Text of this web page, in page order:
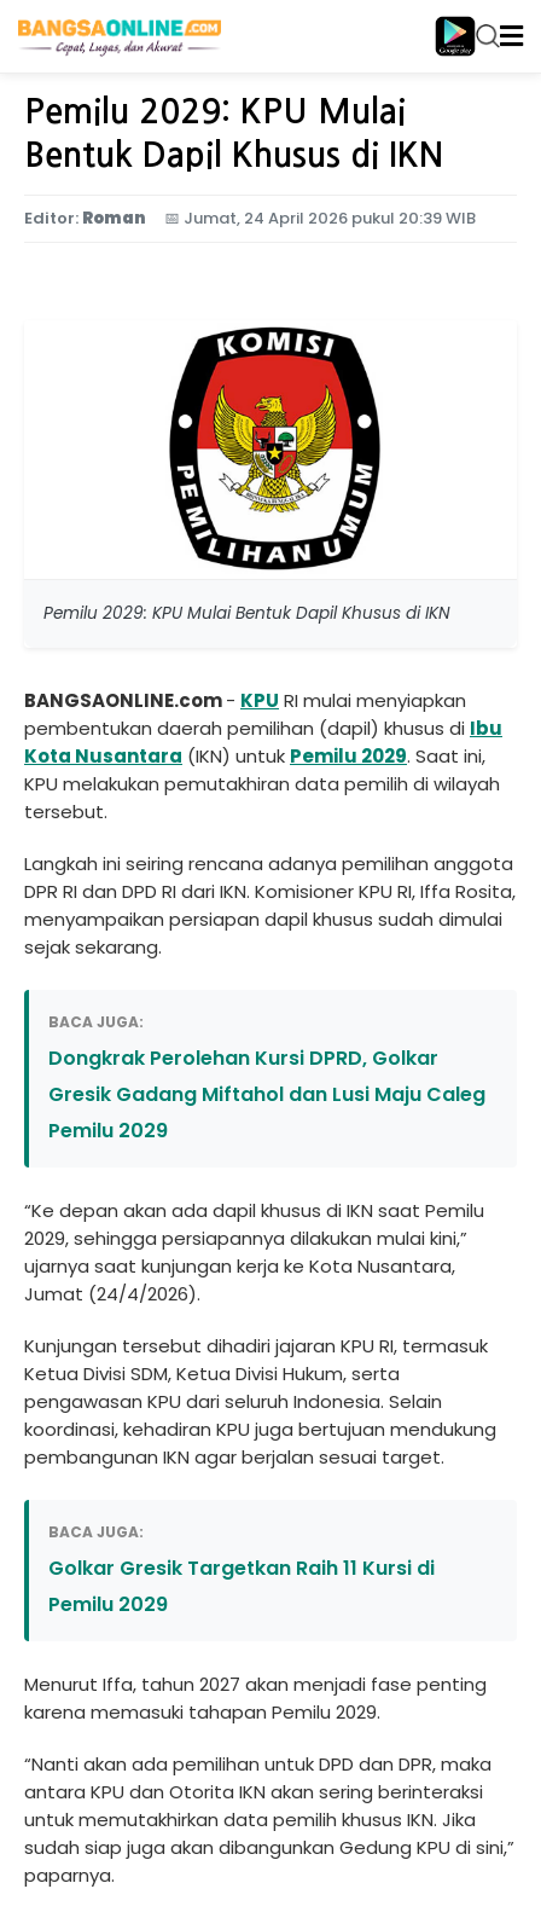
Home Nasional
Pemilu 2029: KPU Mulai
Bentuk Dapil Khusus di IKN
Editor: Roman 📅 Jumat, 24 April 2026 pukul 20:39 WIB
Pemilu 2029: KPU Mulai Bentuk Dapil Khusus di IKN
BANGSAONLINE.com- KPU RI mulai menyiapkan
pembentukan daerah pemilihan (dapil) khusus di Ibu
Kota Nusantara (IKN) untuk Pemilu 2029. Saat ini,
KPU melakukan pemutakhiran data pemilih di wilayah
tersebut.
Langkah ini seiring rencana adanya pemilihan anggota
DPR RI dan DPD RI dari IKN. Komisioner KPU RI, Iffa Rosita,
menyampaikan persiapan dapil khusus sudah dimulai
sejak sekarang.
BACA JUGA:
Dongkrak Perolehan Kursi DPRD, Golkar
Gresik Gadang Miftahol dan Lusi Maju Caleg
Pemilu 2029
“Ke depan akan ada dapil khusus di IKN saat Pemilu
2029, sehingga persiapannya dilakukan mulai kini,”
ujarnya saat kunjungan kerja ke Kota Nusantara,
Jumat (24/4/2026).
Kunjungan tersebut dihadiri jajaran KPU RI, termasuk
Ketua Divisi SDM, Ketua Divisi Hukum, serta
pengawasan KPU dari seluruh Indonesia. Selain
koordinasi, kehadiran KPU juga bertujuan mendukung
pembangunan IKN agar berjalan sesuai target.
BACA JUGA:
Golkar Gresik Targetkan Raih 11 Kursi di
Pemilu 2029
Menurut Iffa, tahun 2027 akan menjadi fase penting
karena memasuki tahapan Pemilu 2029.
“Nanti akan ada pemilihan untuk DPD dan DPR, maka
antara KPU dan Otorita IKN akan sering berinteraksi
untuk memutakhirkan data pemilih khusus IKN. Jika
sudah siap juga akan dibangunkan Gedung KPU di sini,”
paparnya.